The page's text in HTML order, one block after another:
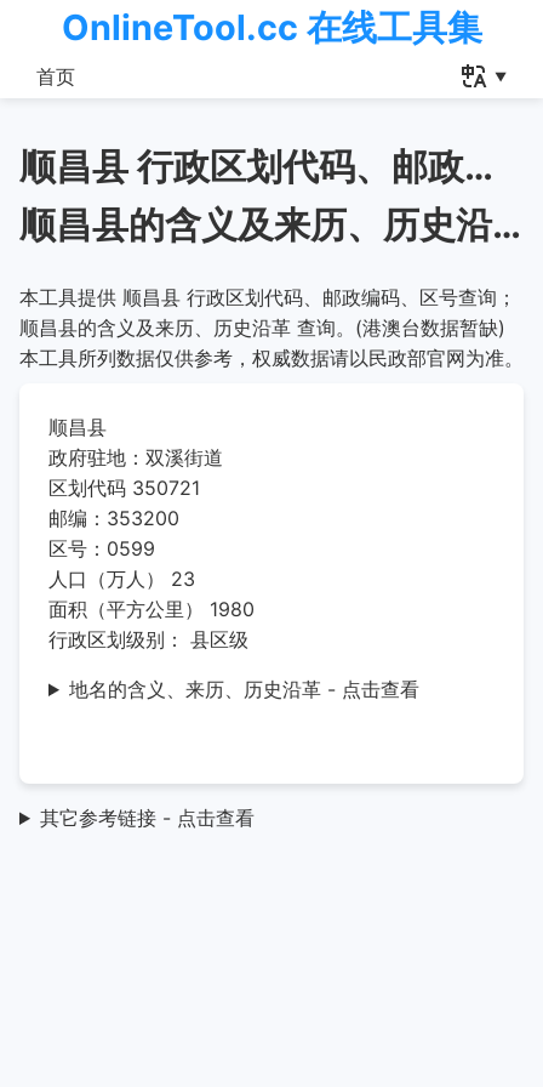
OnlineTool.cc 在线工具集
首页
顺昌县 行政区划代码、邮政编码、区号查询
顺昌县的含义及来历、历史沿革
本工具提供 顺昌县 行政区划代码、邮政编码、区号查询；
顺昌县的含义及来历、历史沿革 查询。(港澳台数据暂缺)
本工具所列数据仅供参考，权威数据请以民政部官网为准。
顺昌县
政府驻地：双溪街道
区划代码 350721
邮编：353200
区号：0599
人口（万人） 23
面积（平方公里） 1980
行政区划级别： 县区级
地名的含义、来历、历史沿革 - 点击查看
其它参考链接 - 点击查看